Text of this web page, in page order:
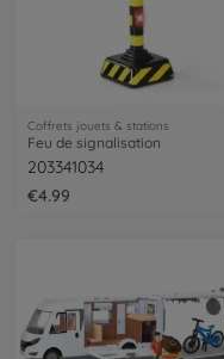
Coffrets jouets & stations
Feu de signalisation
203341034
€4.99